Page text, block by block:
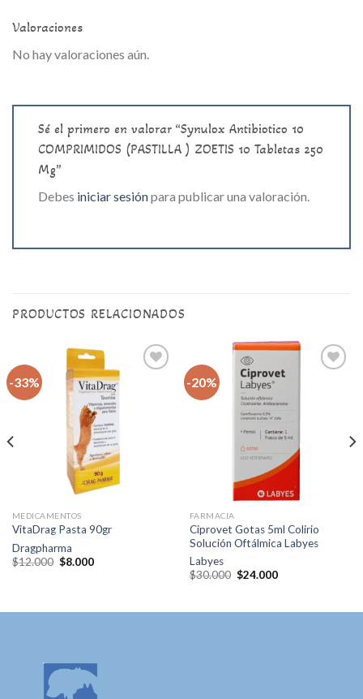
Valoraciones
No hay valoraciones aún.
Sé el primero en valorar “Synulox Antibiotico 10
COMPRIMIDOS (PASTILLA ) ZOETIS 10 Tabletas 250
Mg”
Debes iniciar sesiónpara publicar una valoración.
PRODUCTOS RELACIONADOS
-33%
MEDICAMENTOS
VitaDrag Pasta 90gr
Dragpharma
$12.000 El
$8.000El
-20%
FARMACIA
Ciprovet Gotas 5ml Colirio
Solución Oftálmica Labyes
Labyes
$30.000 El
$30.000.
$24.000El
$24.000.